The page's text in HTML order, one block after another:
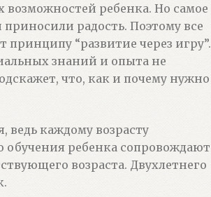
возможностей ребенка. Но самое
радость. Поэтому все
“развитие через игру”.
знаний и опыта не
что, как и почему нужно
ведь каждому возрасту
обучения ребенка сопровождают
возраста. Двухлетнего